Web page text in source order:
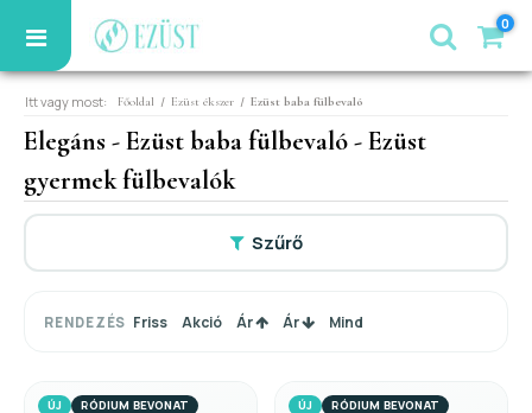
0
Itt vagy most: Főoldal / Ezüst ékszer / Ezüst baba fülbevaló
Elegáns - Ezüst baba fülbevaló - Ezüst
gyermek fülbevalók
Szűrő
RENDEZÉS Friss Akció Ár Ár Mind
ÚJ RÓDIUM BEVONAT ÚJ RÓDIUM BEVONAT